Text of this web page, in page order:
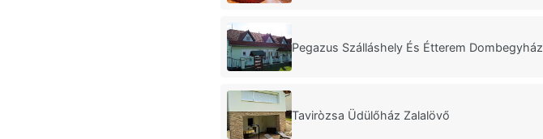
Pegazus Szálláshely És Étterem Dombegyház
Taviròzsa Üdülőház Zalalövő